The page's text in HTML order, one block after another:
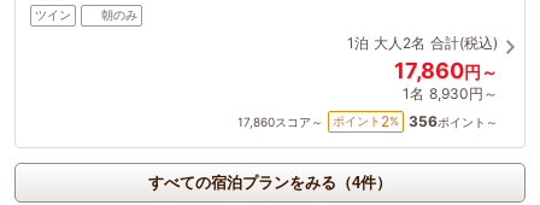
ツイン 朝のみ
1泊 大人2名 合計(税込)
17,860円～
1名 8,930円～
17,860スコア～ ポイント 2% 356ポイント～
すべての宿泊プランをみる（4件）